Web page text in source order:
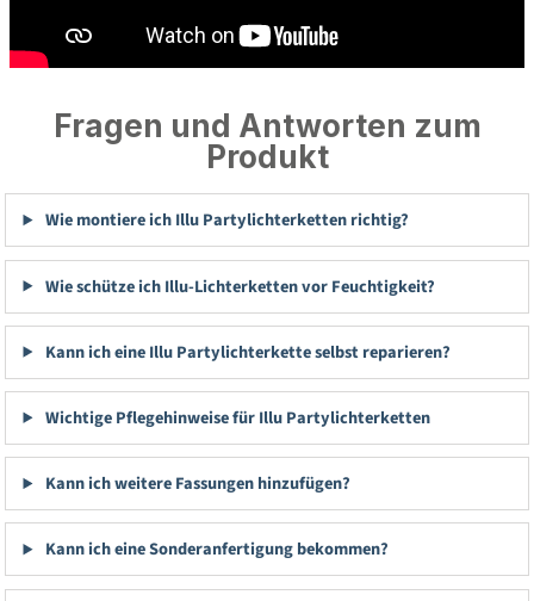
Fragen und Antworten zum
Produkt
Wie montiere ich Illu Partylichterketten richtig?
Wie schütze ich Illu-Lichterketten vor Feuchtigkeit?
Kann ich eine Illu Partylichterkette selbst reparieren?
Wichtige Pflegehinweise für Illu Partylichterketten
Kann ich weitere Fassungen hinzufügen?
Kann ich eine Sonderanfertigung bekommen?